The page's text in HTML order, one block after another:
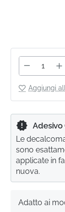
Aggiungi
Adatto ai
Adesivo
Le
sono
applicate in
nuova.